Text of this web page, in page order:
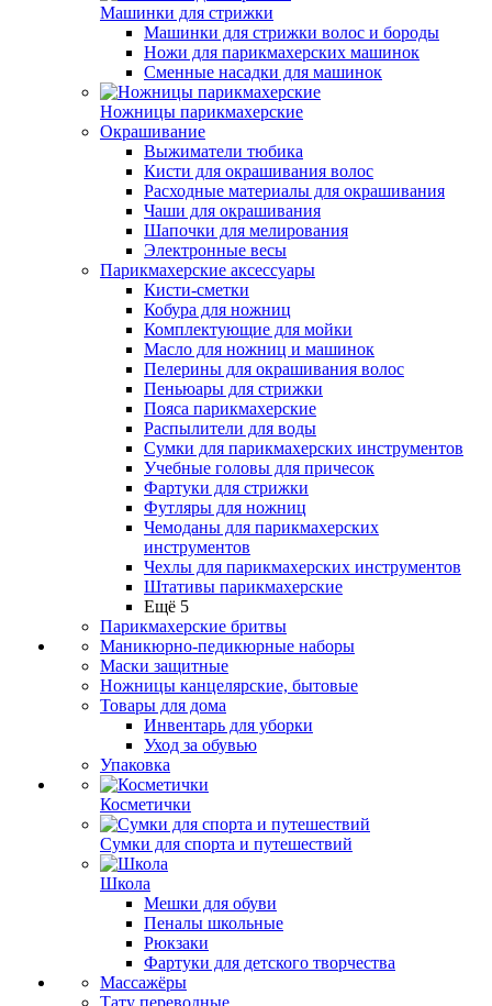
Машинки для стрижки
Машинки для стрижки волос и бороды
Ножи для парикмахерских машинок
Сменные насадки для машинок
Ножницы парикмахерские
Окрашивание
Выжиматели тюбика
Кисти для окрашивания волос
Расходные материалы для окрашивания
Чаши для окрашивания
Шапочки для мелирования
Электронные весы
Парикмахерские аксессуары
Кисти-сметки
Кобура для ножниц
Комплектующие для мойки
Масло для ножниц и машинок
Пелерины для окрашивания волос
Пеньюары для стрижки
Пояса парикмахерские
Распылители для воды
Сумки для парикмахерских инструментов
Учебные головы для причесок
Фартуки для стрижки
Футляры для ножниц
Чемоданы для парикмахерских
инструментов
Чехлы для парикмахерских инструментов
Штативы парикмахерские
Ещё 5
Парикмахерские бритвы
Маникюрно-педикюрные наборы
Маски защитные
Ножницы канцелярские, бытовые
Товары для дома
Инвентарь для уборки
Уход за обувью
Упаковка
Косметички
Сумки для спорта и путешествий
Школа
Мешки для обуви
Пеналы школьные
Рюкзаки
Фартуки для детского творчества
Массажёры
Тату переводные